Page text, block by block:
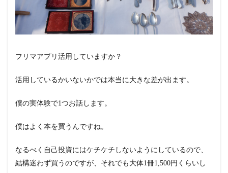
フリマアプリ活用していますか？
活用しているかいないかでは本当に大きな差が出ます。
僕の実体験で1つお話します。
僕はよく本を買うんですね。
なるべく自己投資にはケチケチしないようにしているので、
結構迷わず買うのですが、それでも大体1冊1,500円くらいし